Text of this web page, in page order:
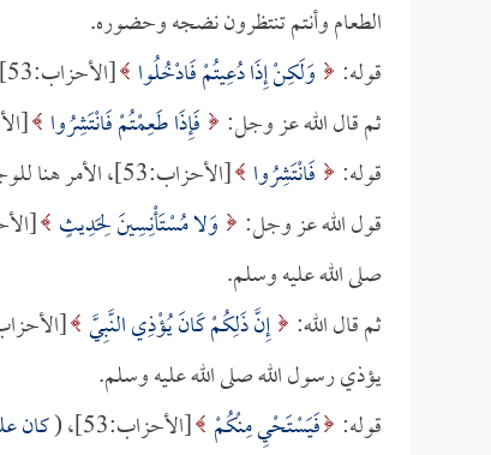
الطعام وأنتم تنتظرون نضجه وحضوره.
قوله:
وَلَكِنْ إِذَا دُعِيتُمْ فَادْخُلُوا [الأحزاب:53]، الأمر هنا للندب.
ثم قال الله عز وجل:
فَإِذَا طَعِمْتُمْ فَانْتَشِرُوا [الأحزاب:53]،
قوله:
فَانْتَشِرُوا [الأحزاب:53]، الأمر هنا للوجوب، إذا أكلتم الطعام فانتشروا عائدين إلى بيوتكم أو أعمالكم.
قول الله عز وجل:
وَلا مُسْتَأْنِسِينَ لِحَدِيثٍ
صلى الله عليه وسلم.
ثم قال الله: إِنَّ ذَلِكُمْ كَانَ يُؤْذِي النَّبِيَّ
يؤذي رسول الله صلى الله عليه وسلم.
قوله: فَيَسْتَحْيِ مِنْكُمْ [الأحزاب:53]، ( كان